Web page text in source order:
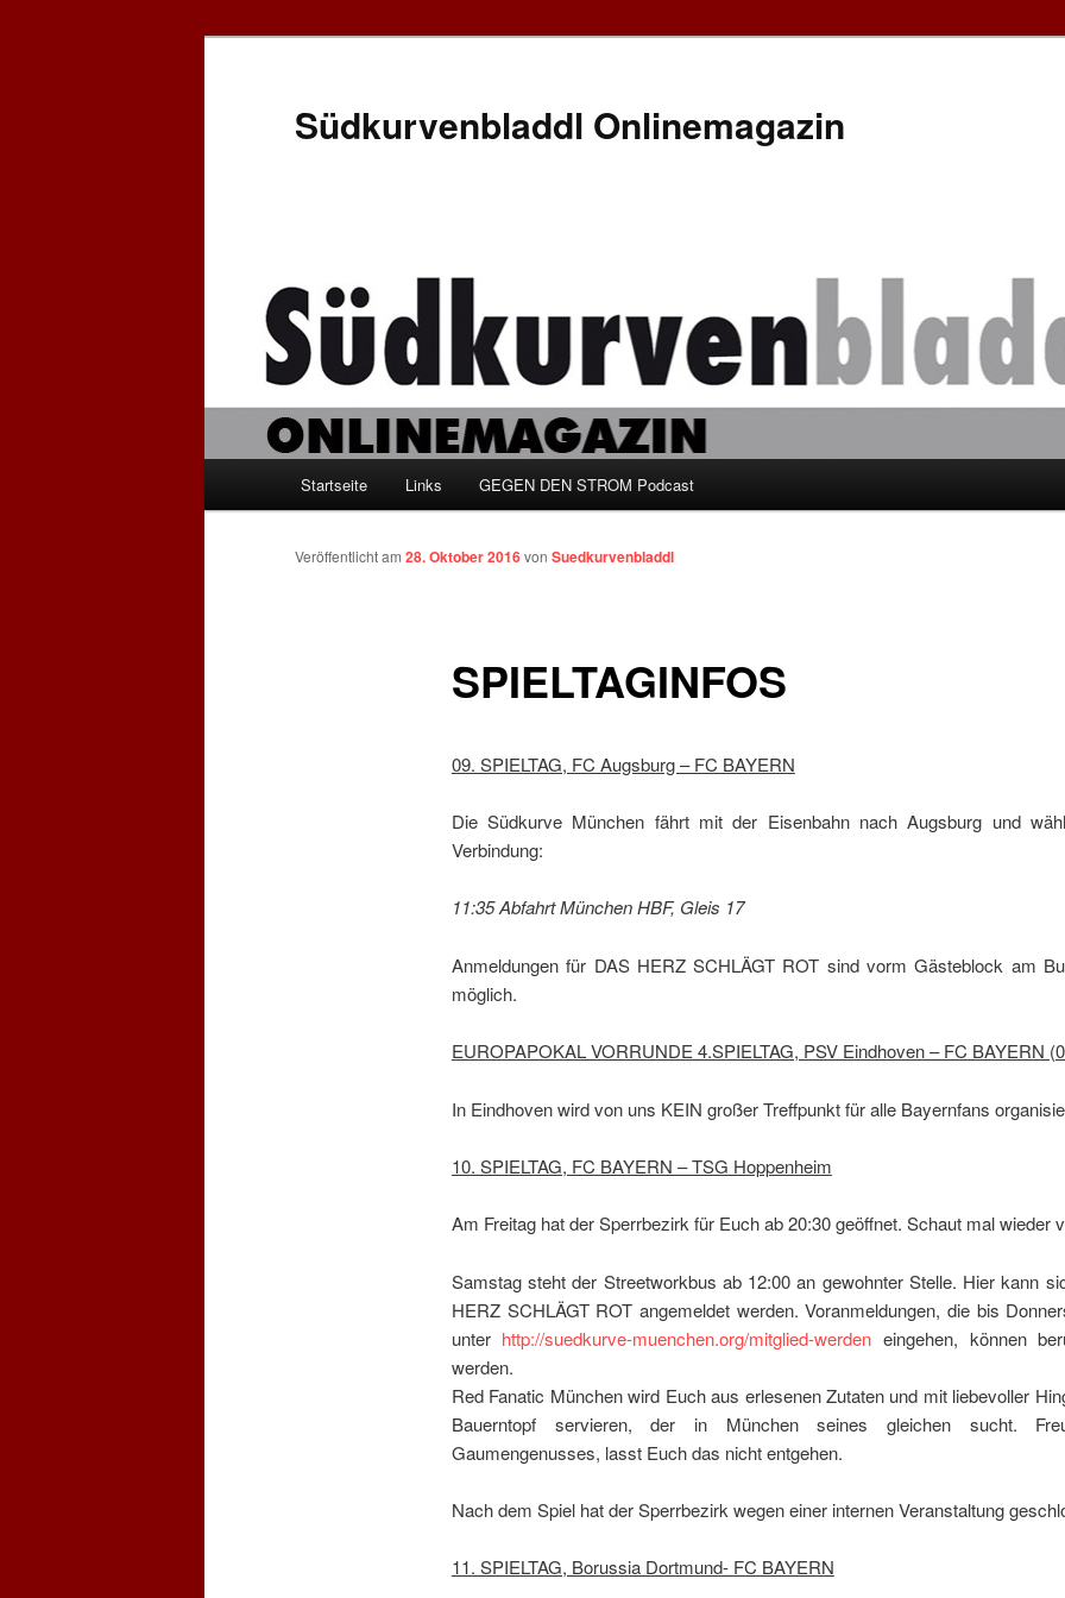
Südkurvenbladdl Onlinemagazin
Startseite Links GEGEN DEN STROM Podcast
SPIELTAGINFOS
Veröffentlicht am 28. Oktober 2016von Suedkurvenbladdl
09. SPIELTAG, FC Augsburg – FC BAYERN
Die Südkurve München fährt mit der Eisenbahn nachAugsburg und
Verbindung:
11:35 AbfahrtMünchenHBF, Gleis 17
Anmeldungen für DAS HERZ SCHLÄGT ROT sind vorm Gästeblock am
möglich.
EUROPAPOKAL VORRUNDE 4.SPIELTAG, PSV Eindhoven – FC BAYERN (
In Eindhoven wird von uns KEIN großer Treffpunkt für alle Bayernfans
10. SPIELTAG, FC BAYERN – TSG Hoppenheim
Am Freitag hat der Sperrbezirk für Euch ab 20:30 geöffnet. Schaut mal wieder
Samstag steht der Streetworkbus ab 12:00 an gewohnter Stelle. Hier kann
HERZ SCHLÄGT ROT angemeldet werden. Voranmeldungen, die bis
unter http://suedkurve-muenchen.org/mitglied-werden eingehen, können
werden.
Red Fanatic Münchenwird Euch aus erlesenen Zutaten und mit liebevoller
Bauerntopf servieren, der in Münchenseines gleichen sucht.
Gaumengenusses, lasst Euch das nicht entgehen.
Nach dem Spiel hat der Sperrbezirk wegen einer internen Veranstaltung
11. SPIELTAG, Borussia Dortmund- FC BAYERN